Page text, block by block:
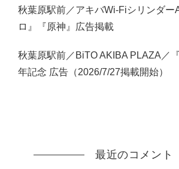
秋葉原駅前／アキバWi-Fiシリンダー
ロ』『原神』広告掲載
秋葉原駅前／BiTO AKIBA PLAZA／
年記念 広告（2026/7/27掲載開始）
最近のコメント